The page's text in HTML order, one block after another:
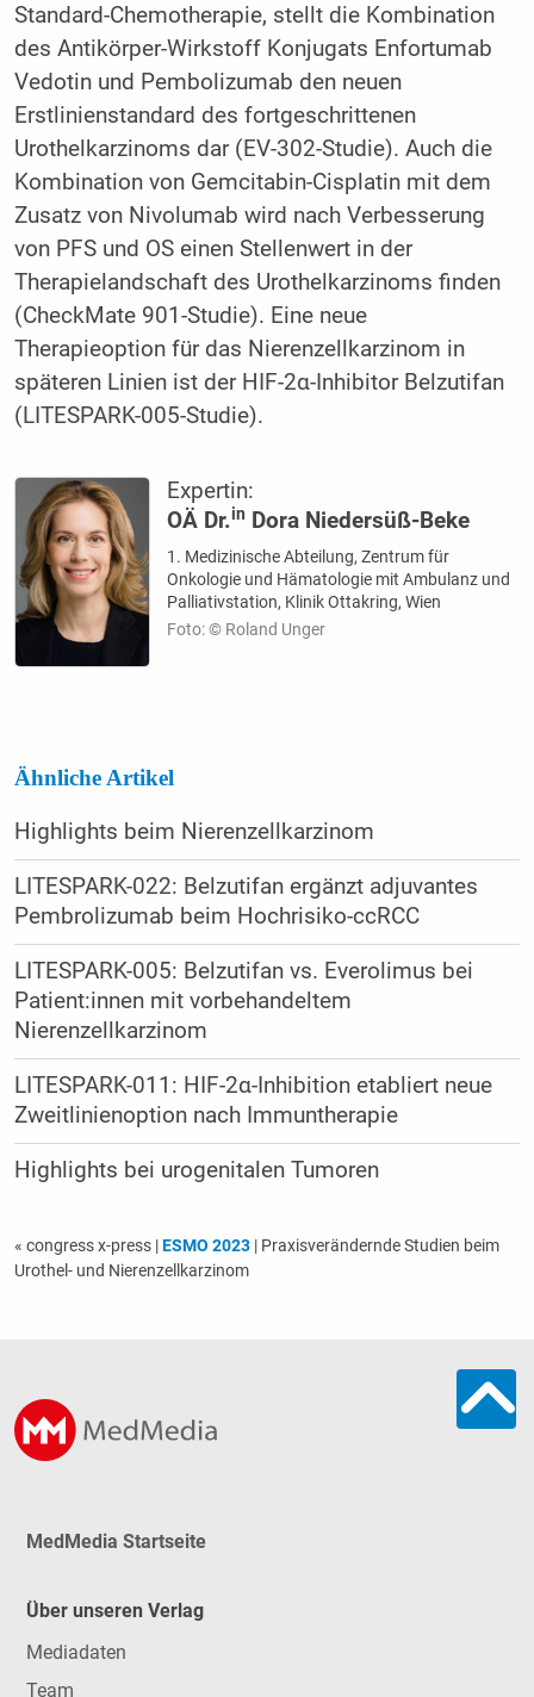
Standard-Chemotherapie, stellt die Kombination
des Antikörper-Wirkstoff Konjugats Enfortumab
Vedotin und Pembolizumab den neuen
Erstlinienstandard des fortgeschrittenen
Urothelkarzinoms dar (EV-302-Studie). Auch die
Kombination von Gemcitabin-Cisplatin mit dem
Zusatz von Nivolumab wird nach Verbesserung
von PFS und OS einen Stellenwert in der
Therapielandschaft des Urothelkarzinoms finden
(CheckMate 901-Studie). Eine neue
Therapieoption für das Nierenzellkarzinom in
späteren Linien ist der HIF-2α-Inhibitor Belzutifan
(LITESPARK-005-Studie).
Expertin:
OÄ Dr.in Dora Niedersüß-Beke
1. Medizinische Abteilung, Zentrum für
Onkologie und Hämatologie mit Ambulanz und
Palliativstation, Klinik Ottakring, Wien
Foto: © Roland Unger
Ähnliche Artikel
Highlights beim Nierenzellkarzinom
LITESPARK-022: Belzutifan ergänzt adjuvantes
Pembrolizumab beim Hochrisiko-ccRCC
LITESPARK-005: Belzutifan vs. Everolimus bei
Patient:innen mit vorbehandeltem
Nierenzellkarzinom
LITESPARK-011: HIF-2α-Inhibition etabliert neue
Zweitlinienoption nach Immuntherapie
Highlights bei urogenitalen Tumoren
« congress x-press |ESMO 2023| Praxisverändernde Studien beim
Urothel- und Nierenzellkarzinom
MedMedia Startseite
Über unseren Verlag
Mediadaten
Team